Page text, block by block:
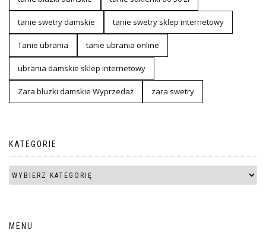
tanie swetry damskie tanie swetry sklep internetowy
Tanie ubrania tanie ubrania online
ubrania damskie sklep internetowy
Zara bluzki damskie Wyprzedaż zara swetry
KATEGORIE
MENU